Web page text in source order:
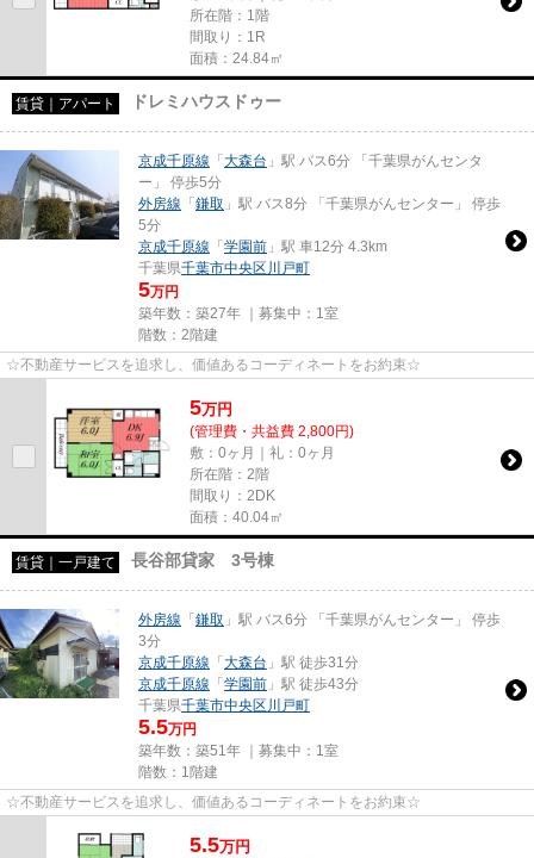
所在階：1階
間取り：1R
面積：24.84㎡
賃貸｜アパート ドレミハウスドゥー
京成千原線 「大森台 」駅 バス6分 「千葉県がんセンタ
ー」 停歩5分
外房線 「鎌取 」駅 バス8分 「千葉県がんセンター」 停歩
5分
京成千原線 「学園前 」駅 車12分 4.3km
千葉県千葉市中央区川戸町
5万円
築年数：築27年 ｜募集中： 1室
階数：2階建
☆不動産サービスを追求し、価値あるコーディネートをお約束☆
5万円
(管理費・共益費 2,800円)
敷：0ヶ月｜礼：0ヶ月
所在階：2階
間取り：2DK
面積：40.04㎡
賃貸｜一戸建て 長谷部貸家 3号棟
外房線 「鎌取 」駅 バス6分 「千葉県がんセンター」 停歩
3分
京成千原線 「大森台 」駅 徒歩31分
京成千原線 「学園前 」駅 徒歩43分
千葉県千葉市中央区川戸町
5.5万円
築年数：築51年 ｜募集中： 1室
階数：1階建
☆不動産サービスを追求し、価値あるコーディネートをお約束☆
5.5万円